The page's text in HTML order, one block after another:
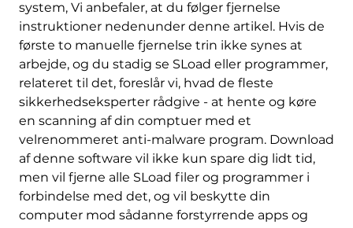
system, Vi anbefaler, at du følger fjernelse
instruktioner nedenunder denne artikel. Hvis de
første to manuelle fjernelse trin ikke synes at
arbejde, og du stadig se SLoad eller programmer,
relateret til det, foreslår vi, hvad de fleste
sikkerhedseksperter rådgive - at hente og køre
en scanning af din comptuer med et
velrenommeret anti-malware program. Download
af denne software vil ikke kun spare dig lidt tid,
men vil fjerne alle SLoad filer og programmer i
forbindelse med det, og vil beskytte din
computer mod sådanne forstyrrende apps og
Hent
Værktøj til fjernelse af
malware